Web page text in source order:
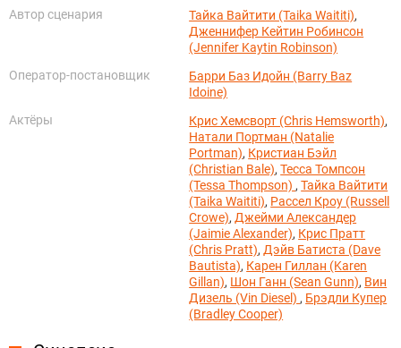
Автор сценария
Тайка Вайтити (Taika Waititi),
Дженнифер Кейтин Робинсон
(Jennifer Kaytin Robinson)
Оператор-постановщик
Барри Баз Идойн (Barry Baz
Idoine)
Актёры
Крис Хемсворт (Chris Hemsworth),
Натали Портман (Natalie
Portman), Кристиан Бэйл
(Christian Bale),Тесса Томпсон
(Tessa Thompson) ,Тайка Вайтити
(Taika Waititi), Рассел Кроу (Russell
Crowe), Джейми Александер
(Jaimie Alexander), Крис Пратт
(Chris Pratt), Дэйв Батиста (Dave
Bautista), Карен Гиллан (Karen
Gillan), Шон Ганн (Sean Gunn), Вин
Дизель (Vin Diesel) , Брэдли Купер
(Bradley Cooper)